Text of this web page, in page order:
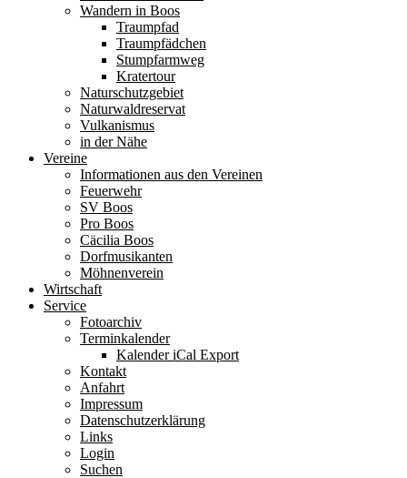
Wandern in Boos
Traumpfad
Traumpfädchen
Stumpfarmweg
Kratertour
Naturschutzgebiet
Naturwaldreservat
Vulkanismus
in der Nähe
Vereine
Informationen aus den Vereinen
Feuerwehr
SV Boos
Pro Boos
Cäcilia Boos
Dorfmusikanten
Möhnenverein
Wirtschaft
Service
Fotoarchiv
Terminkalender
Kalender iCal Export
Kontakt
Anfahrt
Impressum
Datenschutzerklärung
Links
Login
Suchen